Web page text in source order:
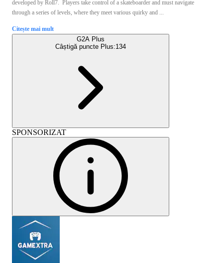
developed by Roll7. Players take control of a skateboarder and must navigate
through a series of levels, where they meet various quirky and ...
Citește mai mult
G2A Plus
Câștigă puncte Plus:134
SPONSORIZAT